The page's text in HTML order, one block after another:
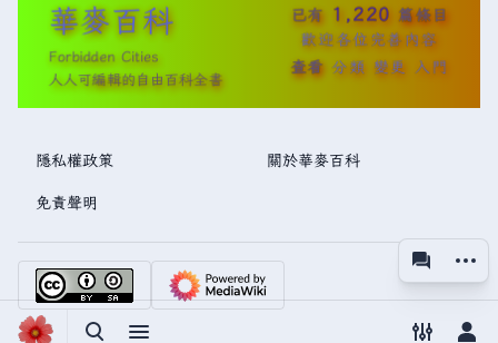
視圖
更多
華麥百科
Forbidden Cities
人人可編輯的自由百科全書
已有 1,220 篇條目
歡迎各位完善內容
查看 分類 變更 入門
隱私權政策 關於華麥百科
免責聲明